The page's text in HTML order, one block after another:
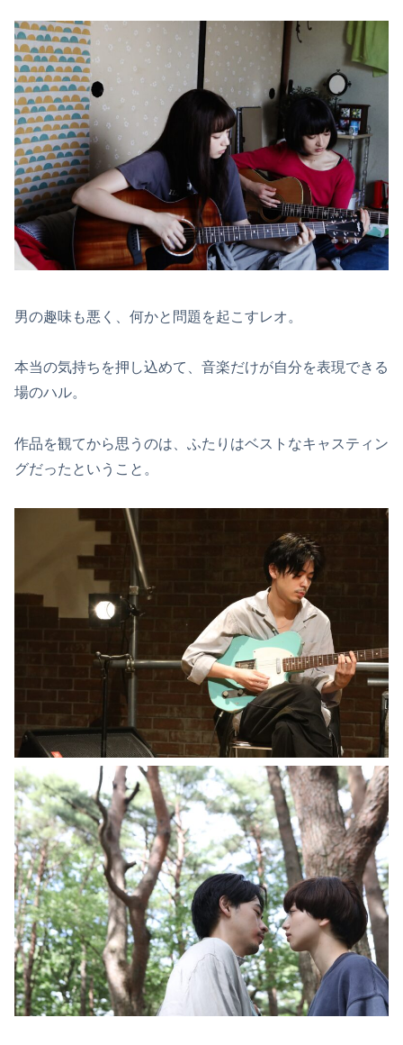
男の趣味も悪く、何かと問題を起こすレオ。
本当の気持ちを押し込めて、音楽だけが自分を表現できる
場のハル。
作品を観てから思うのは、ふたりはベストなキャスティン
グだったということ。